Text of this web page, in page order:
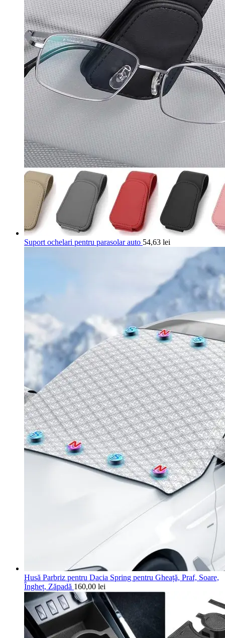
Suport ochelari pentru parasolar auto 54,63 lei
Husă Parbriz pentru Dacia Spring pentru Gheață, Praf, Soare,
Îngheț, Zăpadă 160,00 lei